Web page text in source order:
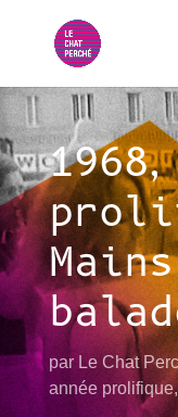
Mains
par Le Chat
année prolifique